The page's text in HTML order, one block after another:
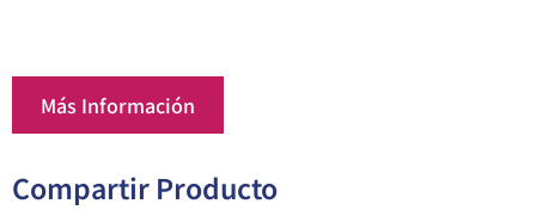
Más Información
Compartir Producto